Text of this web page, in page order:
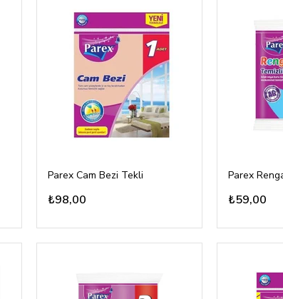
Parex Cam Bezi Tekli
₺98,00 ₺59,00